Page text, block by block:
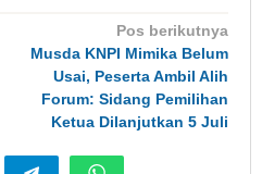
Pos berikutnya
Musda KNPI Mimika Belum
Usai, Peserta Ambil Alih
Forum: Sidang Pemilihan
Ketua Dilanjutkan 5 Juli